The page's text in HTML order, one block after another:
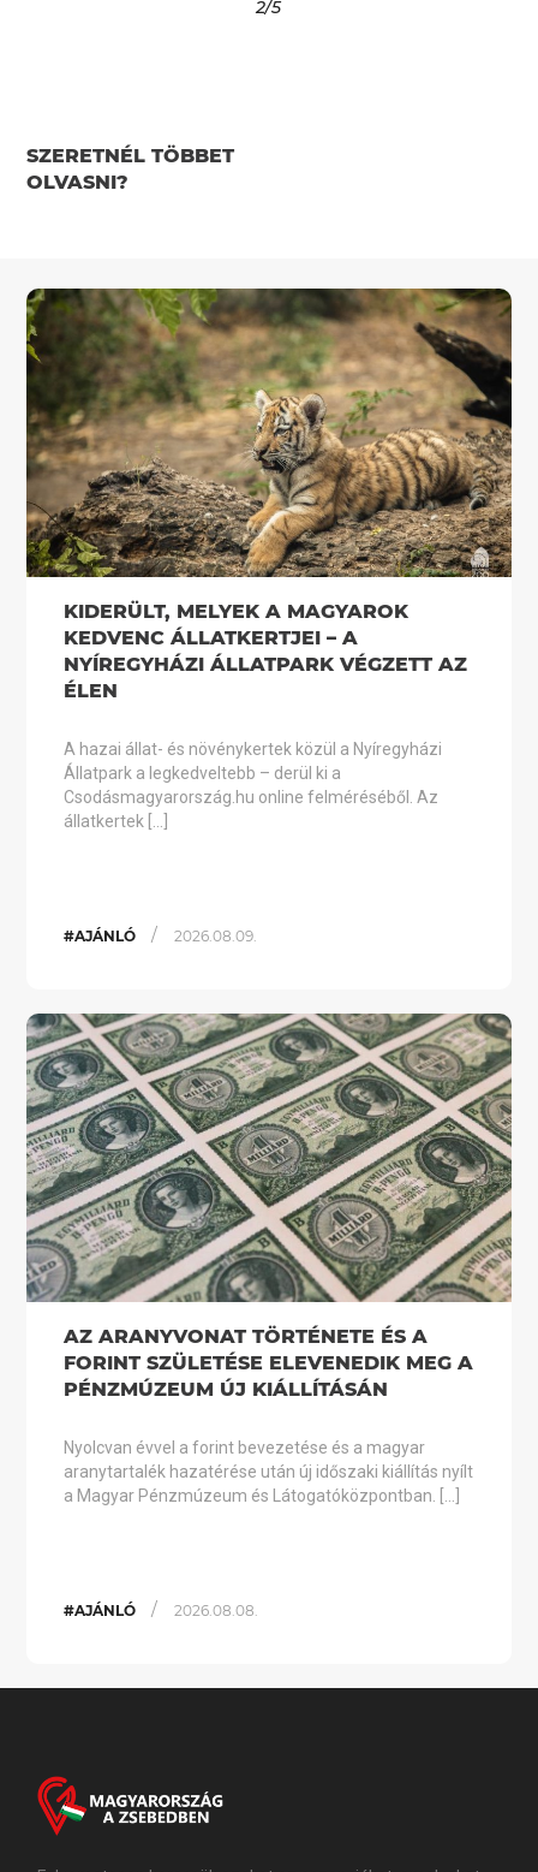
2/5
SZERETNÉL TÖBBET
OLVASNI?
KIDERÜLT, MELYEK A MAGYAROK
KEDVENC ÁLLATKERTJEI – A
NYÍREGYHÁZI ÁLLATPARK VÉGZETT AZ
ÉLEN
A hazai állat- és növénykertek közül a Nyíregyházi
Állatpark a legkedveltebb – derül ki a
Csodásmagyarország.hu online felméréséből. Az
állatkertek […]
#AJÁNLÓ / 2026.08.09.
AZ ARANYVONAT TÖRTÉNETE ÉS A
FORINT SZÜLETÉSE ELEVENEDIK MEG A
PÉNZMÚZEUM ÚJ KIÁLLÍTÁSÁN
Nyolcvan évvel a forint bevezetése és a magyar
aranytartalék hazatérése után új időszaki kiállítás nyílt
a Magyar Pénzmúzeum és Látogatóközpontban. […]
#AJÁNLÓ / 2026.08.08.